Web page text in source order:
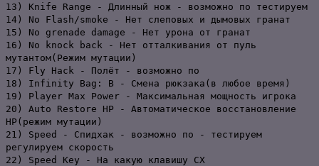
13) Knife Range - Длинный нож - возможно по тестируем
14) No Flash/smoke - Нет слеповых и дымовых гранат
15) No grenade damage - Нет урона от гранат
16) No knock back - Нет отталкивания от пуль
мутантом(Режим мутации)
17) Fly Hack - Полёт - возможно по
18) Infinity Bag: В - Смена рюкзака(в любое время)
19) Player Max Power - Максимальная мощность игрока
20) Auto Restore HP - Автоматическое восстановление
HP(режим мутации)
21) Speed - Спидхак - возможно по - тестируем
регулируем скорость
22) Speed Key - На какую клавишу СХ